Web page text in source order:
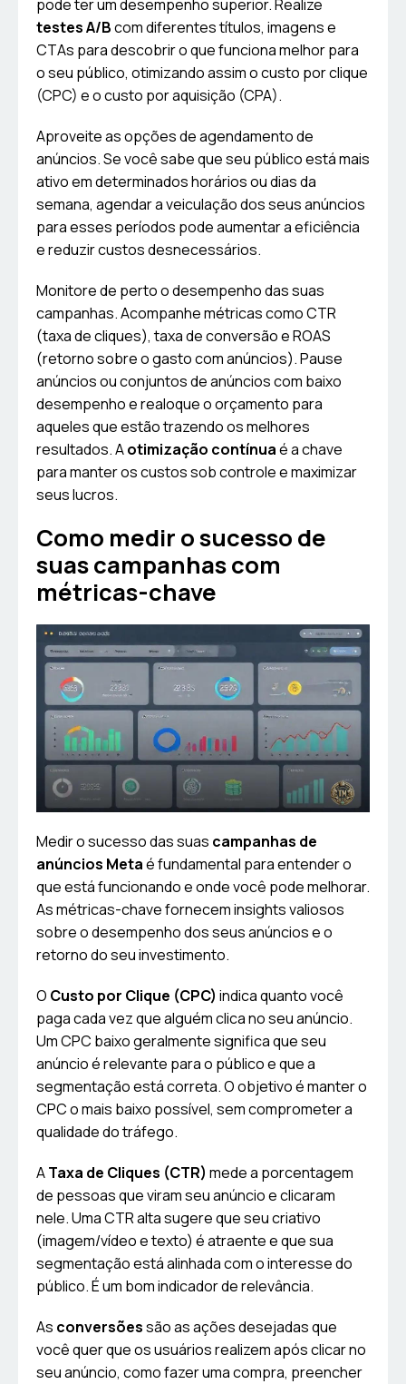
pode ter um desempenho superior. Realize
testes A/Bcom diferentes títulos, imagens e
CTAs para descobrir o que funciona melhor para
o seu público, otimizando assim o custo por clique
(CPC) e o custo por aquisição (CPA).
Aproveite as opções de agendamento de
anúncios. Se você sabe que seu público está mais
ativo em determinados horários ou dias da
semana, agendar a veiculação dos seus anúncios
para esses períodos pode aumentar a eficiência
e reduzir custos desnecessários.
Monitore de perto o desempenho das suas
campanhas. Acompanhe métricas como CTR
(taxa de cliques), taxa de conversão e ROAS
(retorno sobre o gasto com anúncios). Pause
anúncios ou conjuntos de anúncios com baixo
desempenho e realoque o orçamento para
aqueles que estão trazendo os melhores
resultados. Aotimização contínuaé a chave
para manter os custos sob controle e maximizar
seus lucros.
Como medir o sucesso de
suas campanhas com
métricas-chave
Medir o sucesso das suas campanhas de
anúncios Metaé fundamental para entender o
que está funcionando e onde você pode melhorar.
As métricas-chave fornecem insights valiosos
sobre o desempenho dos seus anúncios e o
retorno do seu investimento.
O Custo por Clique (CPC) indica quanto você
paga cada vez que alguém clica no seu anúncio.
Um CPC baixo geralmente significa que seu
anúncio é relevante para o público e que a
segmentação está correta. O objetivo é manter o
CPC o mais baixo possível, sem comprometer a
qualidade do tráfego.
ATaxa de Cliques (CTR) mede a porcentagem
de pessoas que viram seu anúncio e clicaram
nele. Uma CTR alta sugere que seu criativo
(imagem/vídeo e texto) é atraente e que sua
segmentação está alinhada com o interesse do
público. É um bom indicador de relevância.
As conversõessão as ações desejadas que
você quer que os usuários realizem após clicar no
seu anúncio, como fazer uma compra, preencher